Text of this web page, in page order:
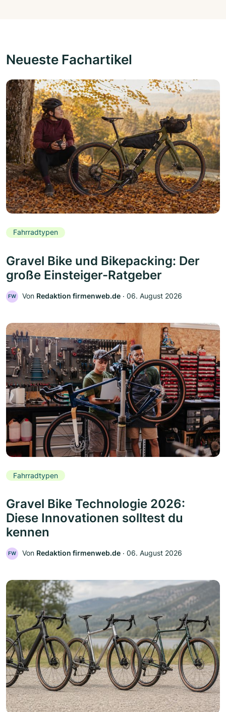
Neueste Fachartikel
Fahrradtypen
Gravel Bike und Bikepacking: Der
große Einsteiger-Ratgeber
FW Von Redaktion firmenweb.de ‧ 06. August 2026
Fahrradtypen
Gravel Bike Technologie 2026:
Diese Innovationen solltest du
kennen
FW Von Redaktion firmenweb.de ‧ 06. August 2026